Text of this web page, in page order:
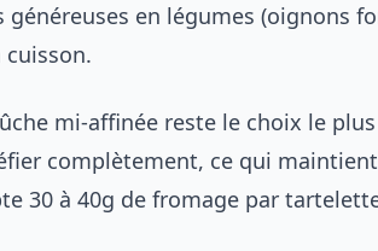
en légumes (oignons
mi-affinée reste le choix le
complètement, ce qui
30 à 40g de fromage par